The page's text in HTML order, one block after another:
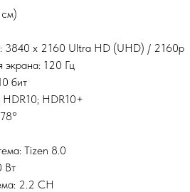
3840 x 2160 Ultra HD (UHD) / 2160p
экрана: 120 Гц
бит
HDR10+
Tizen 8.0
Вт
2.2 CH